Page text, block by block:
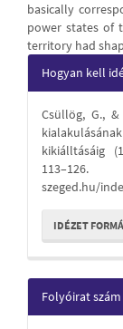
basically
power states of
territory had
Article
Details
Hogyan kell
Csüllög, G.,
kikiálltásáig
113–126.
szeged.hu/
IDÉZET
Folyóirat szám